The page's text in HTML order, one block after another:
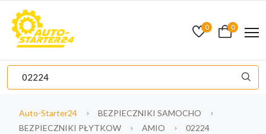
0 0
Auto-Starter24
BEZPIECZNIKI SAMOCHO
BEZPIECZNIKI PŁYTKOW
AMIO 02224